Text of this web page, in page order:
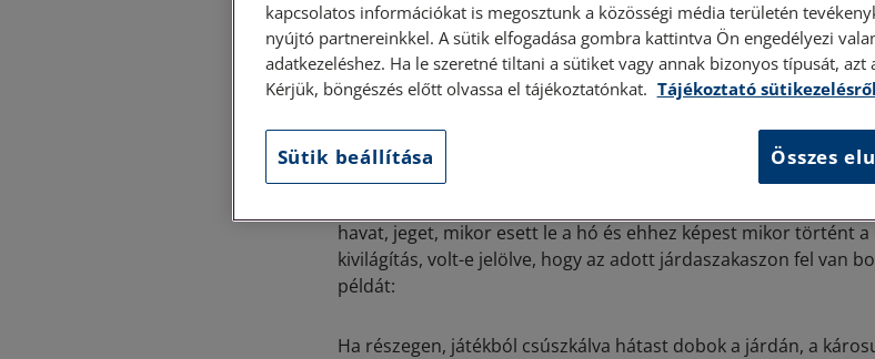
ezesetben a kártérítést követelhetek az önkormányzattól, vagy
tartozik). Magyarul a kártérítést a közterület fenntartásáért
igaz akkor, ha pl. önkormányzati fenntartású temetőben,
történik a baleset.
Minden esetben vizsgálják persze a károsult közrehatását
odafigyeléssel, és gondossággal jártam-e el, illetve
havat, jeget, mikor esett le a hó és ehhez képest mikor történt
kivilágítás, volt-e jelölve, hogy az adott járdaszakaszon fel van
példát:
Ha részegen, játékból csúszkálva hátast dobok a járdán, a
kapcsolatos információkat is megosztunk a közösségi média területén
nyújtó partnereinkkel. A sütik elfogadása gombra kattintva Ön engedélyezi
adatkezeléshez. Ha le szeretné tiltani a sütiket vagy annak bizonyos típusát,
Kérjük, böngészés előtt olvassa el tájékoztatónkat. Tájékoztató sütikezelésről
Sütik beállítása Összes